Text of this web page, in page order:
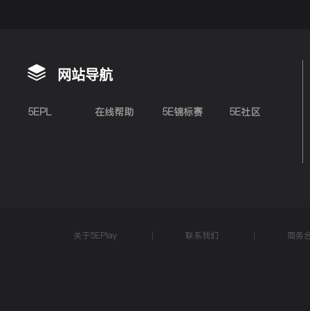
网站导航
5EPL 在线帮助 5E锦标赛 5E社区
关于5EPlay 联系我们 商务